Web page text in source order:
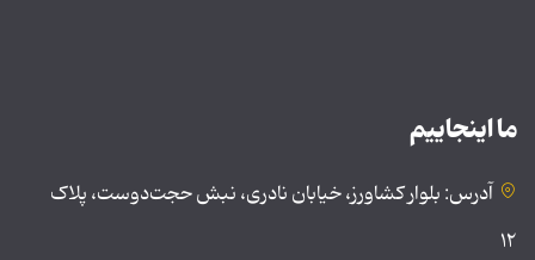
ما اینجاییم
آدرس: بلوار کشاورز، خیابان نادری، نبش حجت‌دوست، پلاک
۱۲